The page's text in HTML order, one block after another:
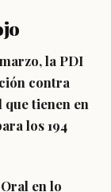
la PDI
contra
tienen en
los 194
en lo